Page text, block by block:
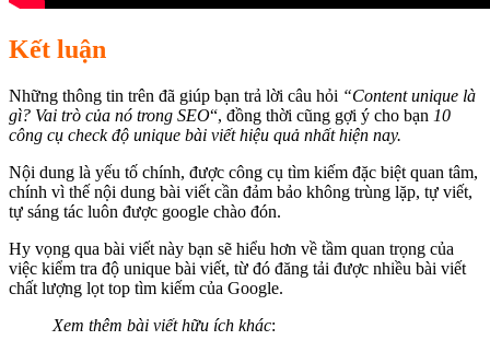
Kết luận
Những thông tin trên đã giúp bạn trả lời câu hỏi “Content unique là
gì? Vai trò của nó trong SEO“, đồng thời cũng gợi ý cho bạn 10
công cụ check độ unique bài viết hiệu quả nhất hiện nay.
Nội dung là yếu tố chính, được công cụ tìm kiếm đặc biệt quan tâm,
chính vì thế nội dung bài viết cần đảm bảo không trùng lặp, tự viết,
tự sáng tác luôn được google chào đón.
Hy vọng qua bài viết này bạn sẽ hiểu hơn về tầm quan trọng của
việc kiểm tra độ unique bài viết, từ đó đăng tải được nhiều bài viết
chất lượng lọt top tìm kiếm của Google.
Xem thêm bài viết hữu ích khác: